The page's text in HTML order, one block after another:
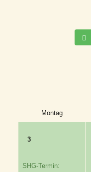
Montag
3
SHG-Termin: